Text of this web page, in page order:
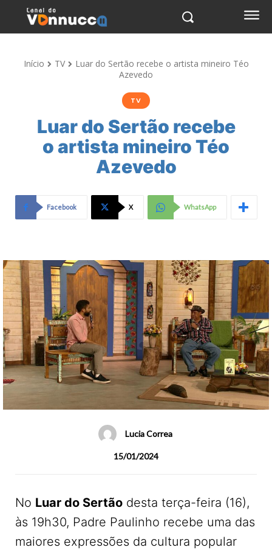
Início TV
Luar do Sertão recebe o artista mineiro Téo
Azevedo
TV
Luar do Sertão recebe
o artista mineiro Téo
Azevedo
Facebook X WhatsApp
Lucia Correa
15/01/2024
No Luar do Sertão desta terça-feira (16),
às 19h30, Padre Paulinho recebe uma das
maiores expressões da cultura popular